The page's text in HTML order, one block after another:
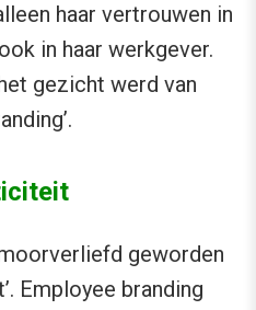
haar vertrouwen in
in haar werkgever.
gezicht werd van
geworden
Employee branding